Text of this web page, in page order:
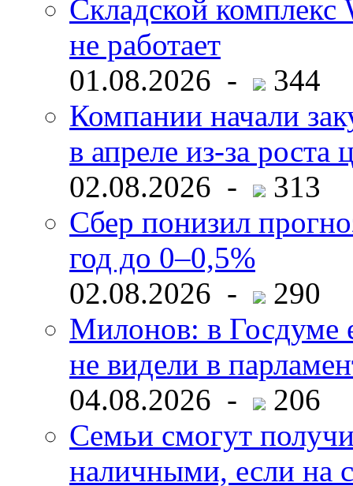
Складской комплекс
не работает
01.08.2026 -
344
Компании начали
в апреле из-за роста
02.08.2026 -
313
Сбер понизил
год до 0–0,5%
02.08.2026 -
290
Милонов: в Госдуме
не видели в
04.08.2026 -
206
Семьи смогут
наличными, если на